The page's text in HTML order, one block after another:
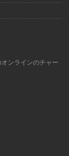
ンラインのチャー